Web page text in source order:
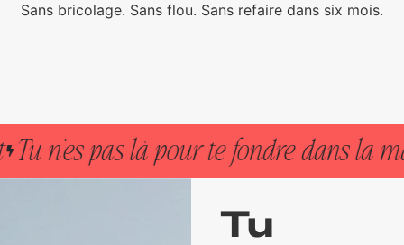
Sans bricolage. Sans flou. Sans refaire dans six mois.
pas là pour te fondre dans la masse.
Tu